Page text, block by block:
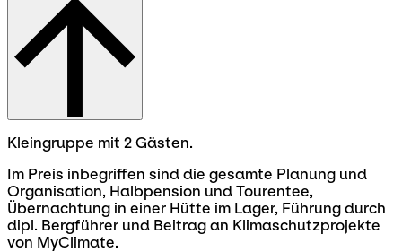
Kleingruppe mit 2 Gästen.
Im Preis inbegriffen sind die gesamte Planung und
Organisation, Halbpension und Tourentee,
Übernachtung in einer Hütte im Lager, Führung durch
dipl. Bergführer und Beitrag an Klimaschutzprojekte
von MyClimate.